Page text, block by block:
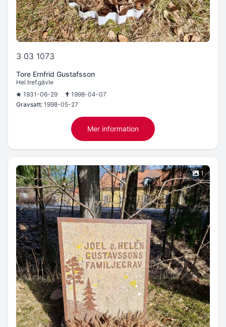
3 03 1073
Tore Ernfrid Gustafsson
Hel.tref.gävle
1931-06-29
1998-04-07
Gravsatt: 1998-05-27
Mer information
1